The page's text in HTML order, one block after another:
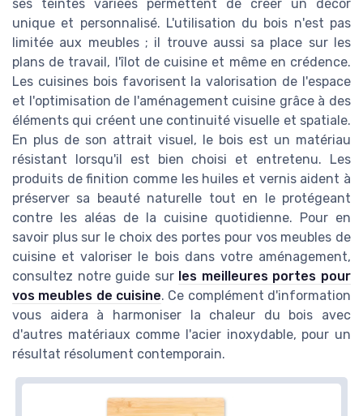
ses teintes variées permettent de créer un décor
unique et personnalisé. L'utilisation du bois n'est pas
limitée aux meubles ; il trouve aussi sa place sur les
plans de travail, l'îlot de cuisine et même en crédence.
Les cuisines bois favorisent la valorisation de l'espace
et l'optimisation de l'aménagement cuisine grâce à des
éléments qui créent une continuité visuelle et spatiale.
En plus de son attrait visuel, le bois est un matériau
résistant lorsqu'il est bien choisi et entretenu. Les
produits de finition comme les huiles et vernis aident à
préserver sa beauté naturelle tout en le protégeant
contre les aléas de la cuisine quotidienne. Pour en
savoir plus sur le choix des portes pour vos meubles de
cuisine et valoriser le bois dans votre aménagement,
consultez notre guide sur les meilleures portes pour
vos meubles de cuisine. Ce complément d'information
vous aidera à harmoniser la chaleur du bois avec
d'autres matériaux comme l'acier inoxydable, pour un
résultat résolument contemporain.